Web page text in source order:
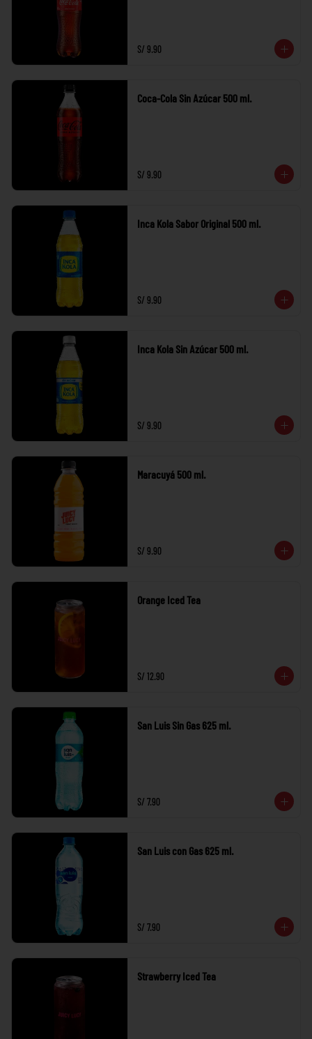
S/ 9.90
Coca-Cola Sin Azúcar 500 ml.
S/ 9.90
Inca Kola Sabor Original 500 ml.
S/ 9.90
Inca Kola Sin Azúcar 500 ml.
S/ 9.90
Maracuyá 500 ml.
S/ 9.90
Orange Iced Tea
S/ 12.90
San Luis Sin Gas 625 ml.
S/ 7.90
San Luis con Gas 625 ml.
S/ 7.90
Strawberry Iced Tea